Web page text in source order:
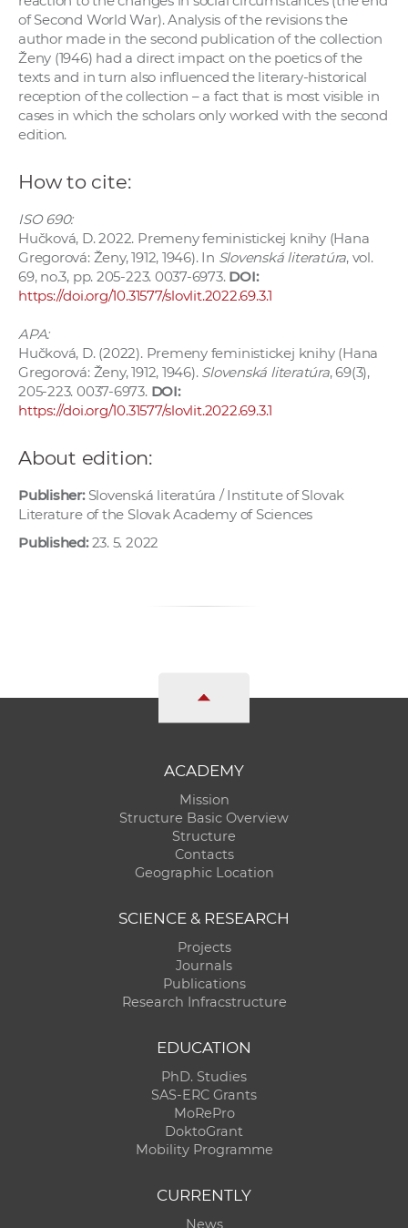
of Second World War). Analysis of the revisions the
author made in the second publication of the collection
Ženy (1946) had a direct impact on the poetics of the
texts and in turn also influenced the literary-historical
reception of the collection – a fact that is most visible in
cases in which the scholars only worked with the second
edition.
How to cite:
ISO 690:
Hučková, D. 2022. Premeny feministickej knihy (Hana
Gregorová: Ženy, 1912, 1946). In Slovenská literatúra, vol.
69, no.3, pp. 205-223. 0037-6973. DOI:
https://doi.org/10.31577/slovlit.2022.69.3.1
APA:
Hučková, D. (2022). Premeny feministickej knihy (Hana
Gregorová: Ženy, 1912, 1946). Slovenská literatúra, 69(3),
205-223. 0037-6973. DOI:
https://doi.org/10.31577/slovlit.2022.69.3.1
About edition:
Publisher:Slovenská literatúra / Institute of Slovak
Literature of the Slovak Academy of Sciences
Published:23. 5. 2022
ACADEMY
Mission
Structure Basic Overview
Structure
Contacts
Geographic Location
SCIENCE & RESEARCH
Projects
Journals
Publications
Research Infracstructure
EDUCATION
PhD. Studies
SAS-ERC Grants
MoRePro
DoktoGrant
Mobility Programme
CURRENTLY
News